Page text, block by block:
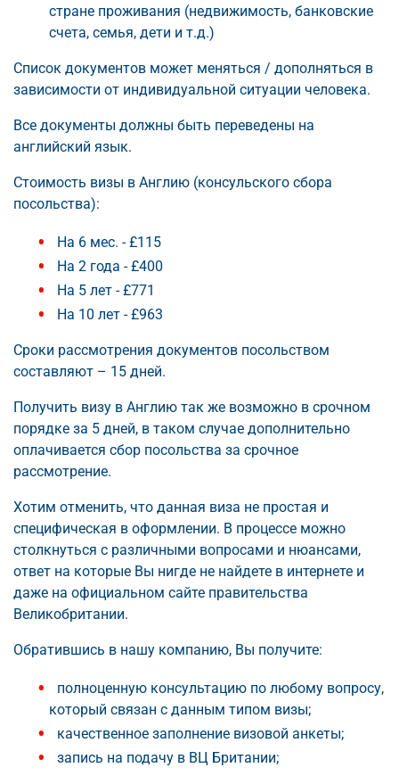
стране проживания (недвижимость, банковские
счета, семья, дети и т.д.)
Список документов может меняться / дополняться в
зависимости от индивидуальной ситуации человека.
Все документы должны быть переведены на
английский язык.
Стоимость визы в Англию (консульского сбора
посольства):
На 6 мес. - £115
На 2 года - £400
На 5 лет - £771
На 10 лет - £963
Сроки рассмотрения документов посольством
составляют – 15 дней.
Получить визу в Англию так же возможно в срочном
порядке за 5 дней, в таком случае дополнительно
оплачивается сбор посольства за срочное
рассмотрение.
Хотим отменить, что данная виза не простая и
специфическая в оформлении. В процессе можно
столкнуться с различными вопросами и нюансами,
ответ на которые Вы нигде не найдете в интернете и
даже на официальном сайте правительства
Великобритании.
Обратившись в нашу компанию, Вы получите:
полноценную консультацию по любому вопросу,
который связан с данным типом визы;
качественное заполнение визовой анкеты;
запись на подачу в ВЦ Британии;